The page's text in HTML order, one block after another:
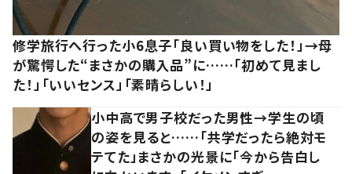
修学旅行へ行った小6息子「良い買い物をした！」→母
が驚愕した“まさかの購入品”に……「初めて見まし
た！」「いいセンス」「素晴らしい！」
小中高で男子校だった男性→学生の頃
の姿を見ると……「共学だったら絶対モ
テてた」まさかの光景に「今から告白し